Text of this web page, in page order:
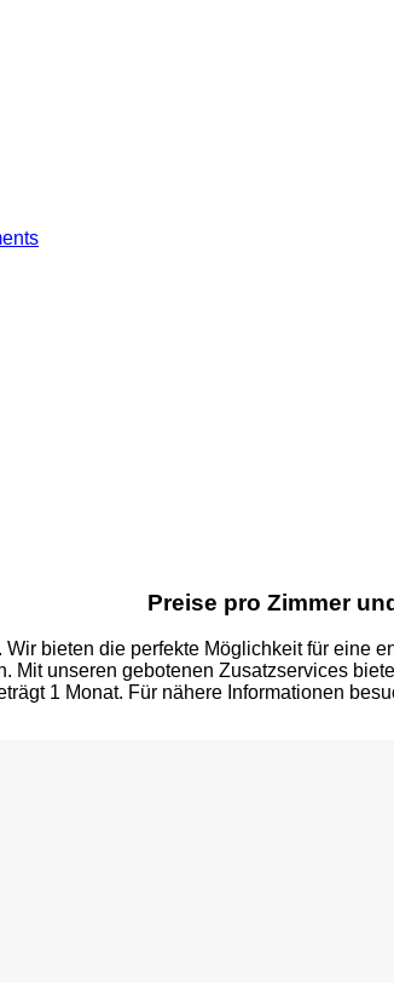
Preise pro Zimmer
bieten die perfekte Möglichkeit für
Mit unseren gebotenen Zusatzservices
1 Monat. Für nähere Informationen